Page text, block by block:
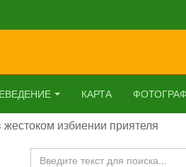
КАРТА
избиении приятеля
Искать...